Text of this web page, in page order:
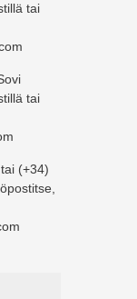
tai
tai
(+34)